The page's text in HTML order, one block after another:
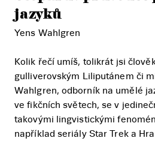
jazyků
Yens Wahlgren
Kolik řečí umíš, tolikrát jsi
gulliverovským Liliputánem či
Wahlgren, odborník na umělé
ve fikčních světech, se v
takovými lingvistickými
například seriály Star Trek a